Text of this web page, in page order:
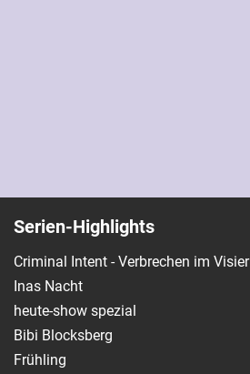
Serien-Highlights
Criminal Intent - Verbrechen im Visier
Inas Nacht
heute-show spezial
Bibi Blocksberg
Frühling